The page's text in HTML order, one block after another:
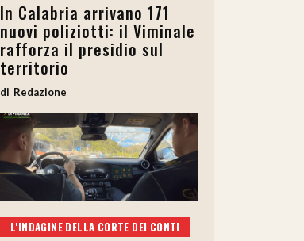
In Calabria arrivano 171
nuovi poliziotti: il Viminale
rafforza il presidio sul
territorio
Redazione
L'INDAGINE DELLA CORTE DEI CONTI